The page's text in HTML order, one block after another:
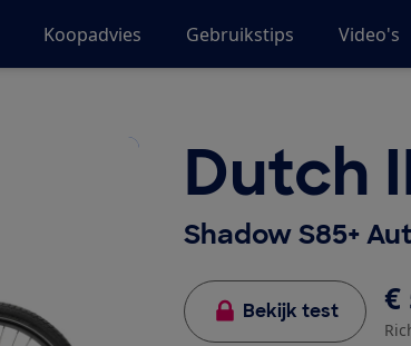
Koopadvies Gebruikstips Video's
Dutch
Shadow S85+
Bekijk test €